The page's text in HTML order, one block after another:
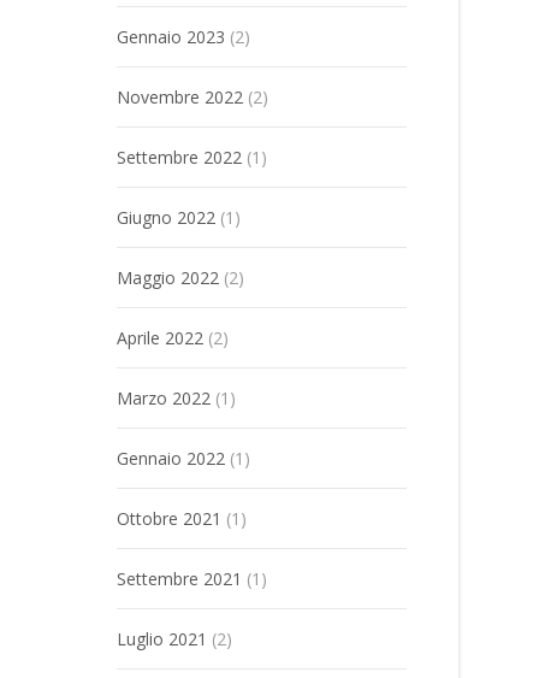
Gennaio 2023 (2)
Novembre 2022 (2)
Settembre 2022 (1)
Giugno 2022 (1)
Maggio 2022 (2)
Aprile 2022 (2)
Marzo 2022 (1)
Gennaio 2022 (1)
Ottobre 2021 (1)
Settembre 2021 (1)
Luglio 2021 (2)